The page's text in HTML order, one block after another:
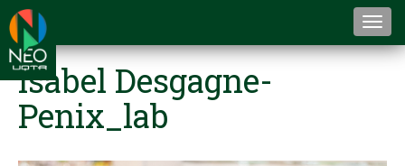
Isabel Desgagne-
Penix_lab